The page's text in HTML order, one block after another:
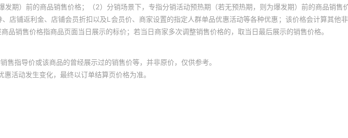
期）前的商品销售价格；（2）分销场景下，专指分销活动预热期（若无预热期，则为爆发期）前的商品销售
店铺返利金、店铺会员折扣以及L会员价、商家设置的指定人群单品优惠活动等各种优惠；该价格会计算其他
销售价格指商品页面当日展示的标价；若当日商家多次调整销售价格的，取当日最后展示的销售价格。
指导价或该商品的曾经展示过的销售价等，并非原价，仅供参考。
活动发生变化，最终以订单结算页价格为准。